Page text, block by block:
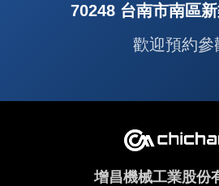
70248 台南市南區
歡迎預約參
增昌機械工業股份